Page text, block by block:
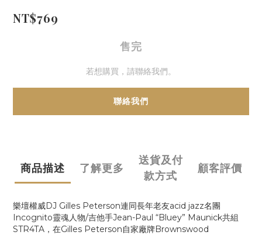
NT$769
售完
若想購買，請聯絡我們。
聯絡我們
商品描述 了解更多
送貨及付
款方式
顧客評價
樂壇權威DJ Gilles Peterson連同長年老友acid jazz名團
Incognito靈魂人物/吉他手Jean-Paul “Bluey” Maunick共組
STR4TA，在Gilles Peterson自家廠牌Brownswood